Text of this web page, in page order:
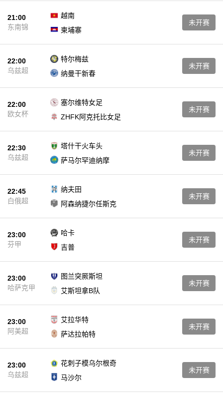
21:00
东南锦
越南
柬埔寨
未开赛
22:00
乌兹超
特尔梅兹
纳曼干新春
未开赛
22:00
欧女杯
塞尔维特女足
ZHFK阿克托比女足
未开赛
22:30
乌兹超
塔什干火车头
萨马尔罕迪纳摩
未开赛
22:45
白俄超
纳夫田
阿森纳捷尔任斯克
未开赛
23:00
芬甲
哈卡
吉普
未开赛
23:00
哈萨克甲
图兰突厥斯坦
艾斯坦拿B队
未开赛
23:00
阿美超
艾拉华特
萨达拉帕特
未开赛
23:00
乌兹超
花刺子模乌尔根奇
马沙尔
未开赛